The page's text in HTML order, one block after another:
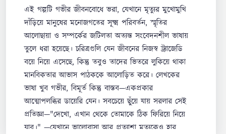
এই গল্পটি গভীর জীবনবোধে ভরা, যেখানে মৃত্যুর মুখোমুখি
দাঁড়িয়ে মানুষের মনোজগতের সূক্ষ্ম পরিবর্তন, স্মৃতির
আলোছায়া ও সম্পর্কের জটিলতা অত্যন্ত সংবেদনশীল ভাষায়
তুলে ধরা হয়েছে। চরিত্রগুলি যেন জীবনের নিজস্ব ট্র্যাজেডি
বয়ে নিয়ে এসেছে, কিন্তু তবুও তাদের ভিতরে লুকিয়ে থাকা
মানবিকতার আভাস পাঠককে আলোড়িত করে। লেখকের
ভাষা খুব গভীর, বিমূর্ত কিন্তু বাস্তব—একপ্রকার
আত্মোপলব্ধির ডায়েরি যেন। সবচেয়ে ছুঁয়ে যায় সরলার সেই
প্রতিজ্ঞা—"দেখো, এখান থেকে তোমাকে ঠিক ফিরিয়ে নিয়ে
যাব।" —যেখানে ভালোবাসা আর প্রত্যাশা মৃত্যুকেও হার